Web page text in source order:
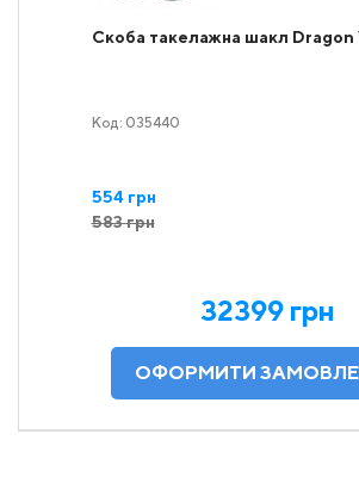
Скоба такелажна шакл
Код: 035440
554 грн
583 грн
32399 грн